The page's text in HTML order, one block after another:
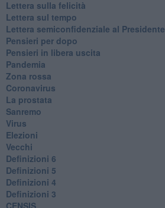
​Lettera sulla felicità
​Lettera sul tempo
Lettera semiconfidenziale al Presidente
Pensieri per dopo
​Pensieri in libera uscita
Pandemia
Zona rossa
Coronavirus
La prostata
Sanremo
Virus
Elezioni
Vecchi
Definizioni 6
Definizioni 5
Definizioni 4
Definizioni 3
CENSIS